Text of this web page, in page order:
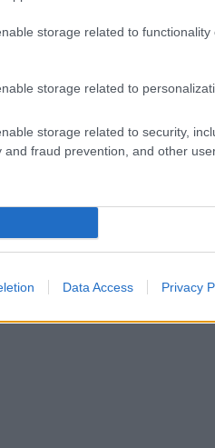
storage related to functionality
storage related to
storage related to security,
fraud prevention, and other
Data Access Privacy
figyelmeztető jelei,